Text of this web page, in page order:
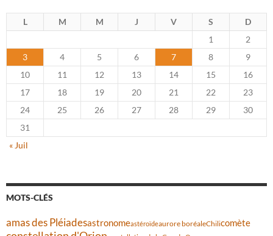
L M M J V S
D
1
2
3
4 5 6 7 8
9
10
11 12 13 14 15
16
17
18 19 20 21 22
23
24
25 26 27 28 29
30
31
« Juil
MOTS-CLÉS
amas des Pléiadesastronomeastéroïdeaurore boréaleChilicomète